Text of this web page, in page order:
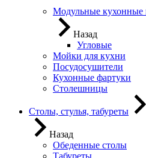
Модульные кухонные
Назад
Угловые
Мойки для кухни
Посудосушители
Кухонные фартуки
Столешницы
Столы, стулья, табуреты
Назад
Обеденные столы
Табуреты